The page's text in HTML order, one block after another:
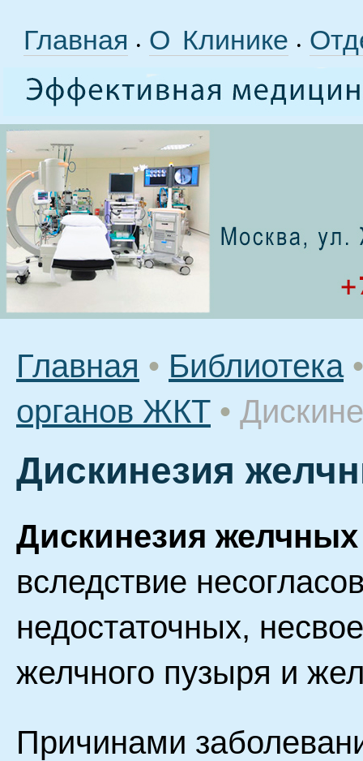
Главная • О Клинике •
Главная • Библиотека •
органов ЖКТ •
Дискинезия
Дискинезия желчных
вследствие
недостаточных,
желчного пузыря и
Причинами